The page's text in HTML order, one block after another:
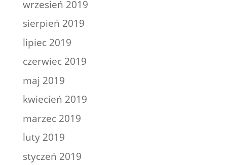
wrzesień 2019
sierpień 2019
lipiec 2019
czerwiec 2019
maj 2019
kwiecień 2019
marzec 2019
luty 2019
styczeń 2019